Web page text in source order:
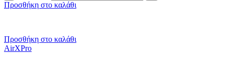
Προσθήκη στο καλάθι
Προσθήκη στο καλάθι
AirXPro